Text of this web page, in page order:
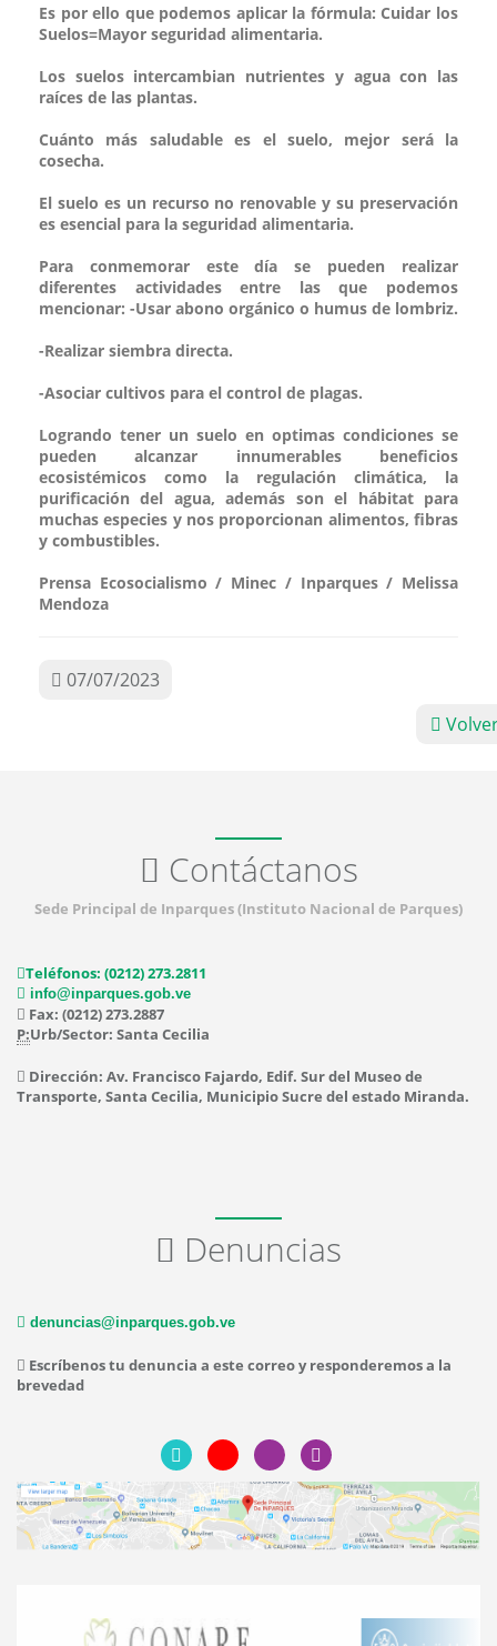
Es por ello que podemos aplicar la fórmula: Cuidar los
Suelos=Mayor seguridad alimentaria.
Los suelos intercambian nutrientes y agua con las
raíces de las plantas.
Cuánto más saludable es el suelo, mejor será la
cosecha.
El suelo es un recurso no renovable y su preservación
es esencial para la seguridad alimentaria.
Para conmemorar este día se pueden realizar
diferentes actividades entre las que podemos
mencionar: -Usar abono orgánico o humus de lombriz.
-Realizar siembra directa.
-Asociar cultivos para el control de plagas.
Logrando tener un suelo en optimas condiciones se
pueden alcanzar innumerables beneficios
ecosistémicos como la regulación climática, la
purificación del agua, además son el hábitat para
muchas especies y nos proporcionan alimentos, fibras
y combustibles.
Prensa Ecosocialismo / Minec / Inparques / Melissa
Mendoza
07/07/2023
Contáctanos
Sede Principal de Inparques (Instituto Nacional de Parques)
Teléfonos: (0212) 273.2811
info@inparques.gob.ve
Fax: (0212) 273.2887
P:Urb/Sector: Santa Cecilia
Dirección: Av. Francisco Fajardo, Edif. Sur del Museo de
Transporte, Santa Cecilia, Municipio Sucre del estado Miranda.
Denuncias
denuncias@inparques.gob.ve
Escríbenos tu denuncia a este correo y responderemos a la
brevedad